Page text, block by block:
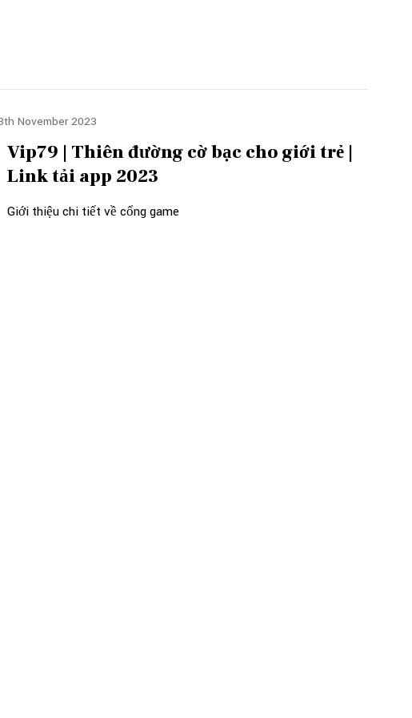
November 2023
Vip79 | Thiên đường cờ bạc cho giới trẻ |
Link tải app 2023
Giới thiệu chi tiết về cổng game